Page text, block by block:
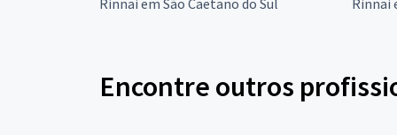
Rinnai em São Caetano do Sul
Rinnai
Encontre outros